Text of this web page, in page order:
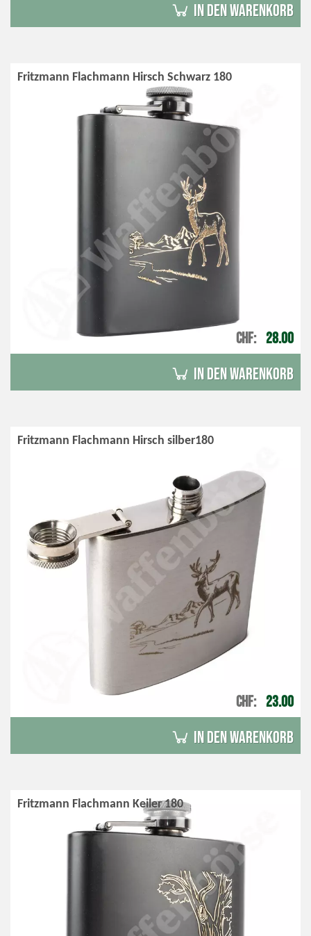
in den Warenkorb
Fritzmann Flachmann Hirsch Schwarz 180
CHF 28.00
in den Warenkorb
Fritzmann Flachmann Hirsch silber180
CHF 23.00
in den Warenkorb
Fritzmann Flachmann Keiler 180